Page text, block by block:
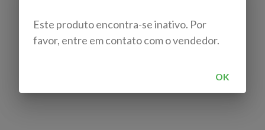
Este produto encontra-se inativo. Por
favor, entre em contato com o vendedor.
OK